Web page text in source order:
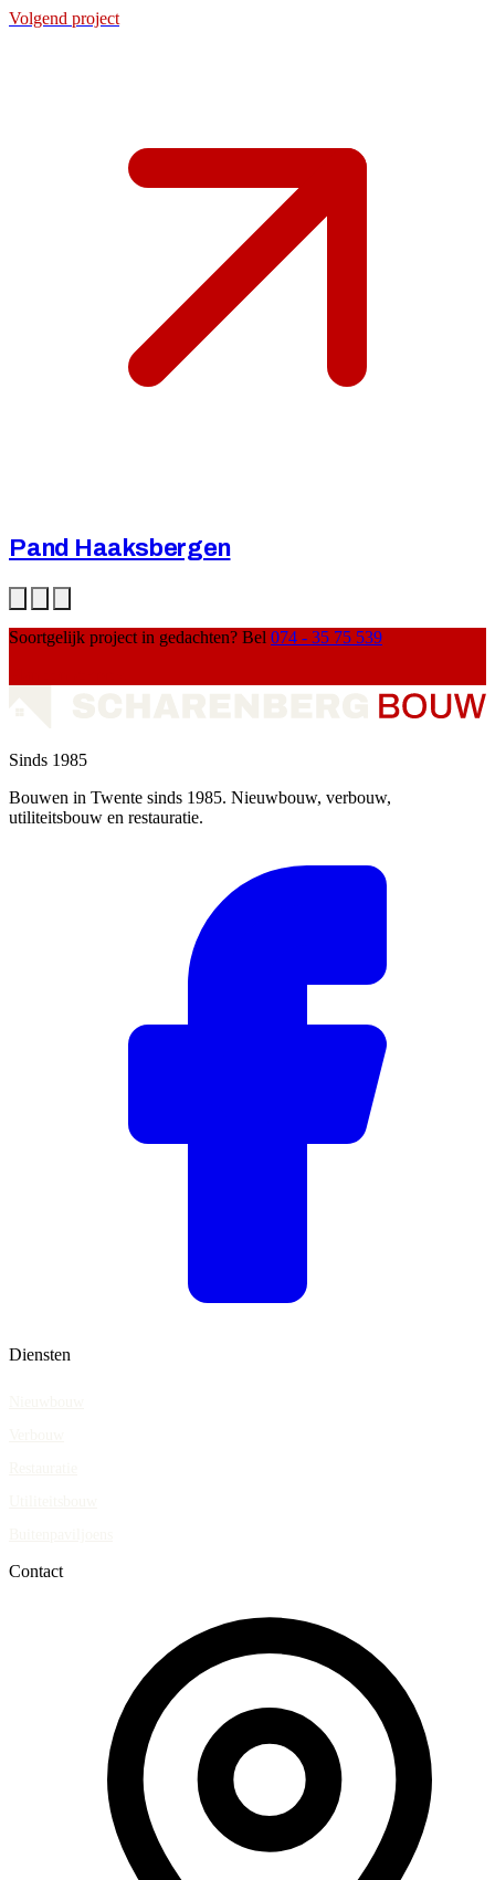
Volgend project
Pand Haaksbergen
Soortgelijk project in gedachten? Bel 074 - 35 75 539
Sinds 1985
Bouwen in Twente sinds 1985. Nieuwbouw, verbouw,
utiliteitsbouw en restauratie.
Diensten
Contact